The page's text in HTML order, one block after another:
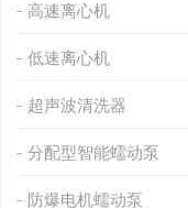
高速离心机
低速离心机
超声波清洗器
分配型智能蠕动泵
防爆电机蠕动泵